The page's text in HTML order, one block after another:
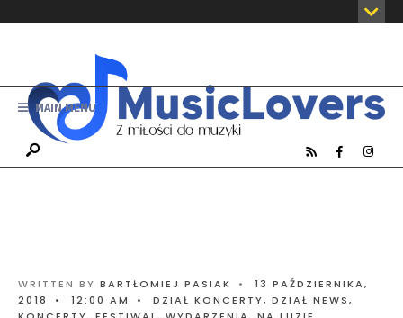
MAIN MENU
WRITTEN BY BARTŁOMIEJ PASIAK •
13 PAŹDZIERNIKA,
2018
• 12:00 AM • DZIAŁ KONCERTY, DZIAŁ NEWS,